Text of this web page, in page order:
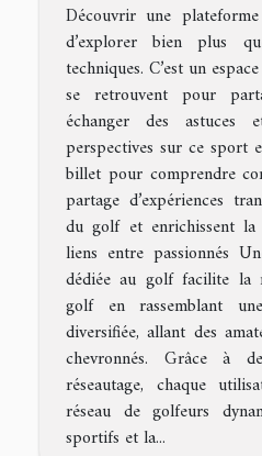
Découvrir une
d’explorer bien plus
techniques. C’est un
se retrouvent pour
échanger des astuces
perspectives sur ce sport
billet pour comprendre
partage d’expériences
du golf et enrichissent la
liens entre passionnés
dédiée au golf facilite la
golf en rassemblant
diversifiée, allant des
chevronnés. Grâce à
réseautage, chaque
réseau de golfeurs
sportifs et la...